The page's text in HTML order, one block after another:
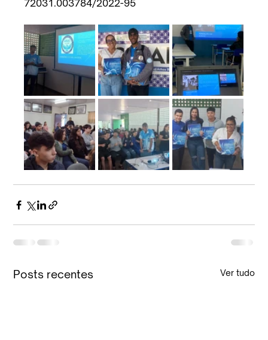
72031.003784/2022-95
Posts recentes Ver tudo